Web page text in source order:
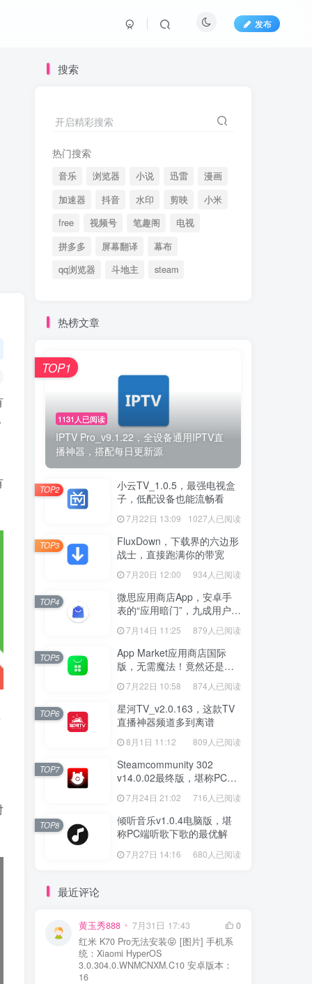
发布
搜索
开启精彩搜索
热门搜索
音乐 浏览器 小说 迅雷
漫画
加速器
抖音 水印 剪映
小米
free
视频号 笔趣阁
电视
拼多多
屏幕翻译
幕布
qq浏览器
斗地主 steam
热榜文章
1131人已阅读
IPTV Pro_v9.1.22，全设备通用IPTV直
播神器，搭配每日更新源
TOP1
小云TV_1.0.5，最强电视盒
子，低配设备也能流畅看
7月22日 13:09 1027人已阅读
TOP2
FluxDown，下载界的六边形
战士，直接跑满你的带宽
7月20日 12:00 934人已阅读
TOP3
微思应用商店App，安卓手
表的“应用暗门”，九成用户还
没发现
7月14日 11:25 879人已阅读
TOP4
App Market应用商店国际
版，无需魔法！竟然还是大
厂出品？
7月22日 10:58 874人已阅读
TOP5
星河TV_v2.0.163，这款TV
直播神器频道多到离谱
8月1日 11:12 809人已阅读
TOP6
Steamcommunity 302
v14.0.02最终版，堪称PC玩
家必备的网络工具箱
7月24日 21:02 716人已阅读
TOP7
倾听音乐v1.0.4电脑版，堪
称PC端听歌下歌的最优解
7月27日 14:16 680人已阅读
TOP8
最近评论
黄玉秀888 7月31日 17:43
0
红米 K70 Pro无法安装😝 [图片] 手机系
统：Xiaomi HyperOS
3.0.304.0.WNMCNXM.C10 安卓版本：
16